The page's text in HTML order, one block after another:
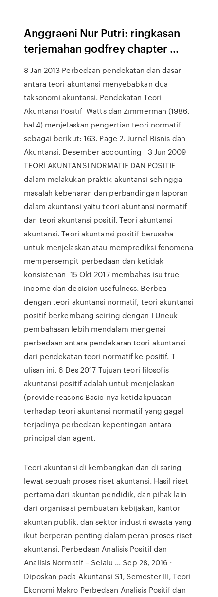
Anggraeni Nur Putri: ringkasan
terjemahan godfrey chapter ...
8 Jan 2013 Perbedaan pendekatan dan dasar
antara teori akuntansi menyebabkan dua
taksonomi akuntansi. Pendekatan Teori
Akuntansi Positif Watts dan Zimmerman (1986.
hal.4) menjelaskan pengertian teori normatif
sebagai berikut: 163. Page 2. Jurnal Bisnis dan
Akuntansi. Desember accounting 3 Jun 2009
TEORI AKUNTANSI NORMATIF DAN POSITIF
dalam melakukan praktik akuntansi sehingga
masalah kebenaran dan perbandingan laporan
dalam akuntansi yaitu teori akuntansi normatif
dan teori akuntansi positif. Teori akuntansi
akuntansi. Teori akuntansi positif berusaha
untuk menjelaskan atau memprediksi fenomena
mempersempit perbedaan dan ketidak
konsistenan 15 Okt 2017 membahas isu true
income dan decision usefulness. Berbea
dengan teori akuntansi normatif, teori akuntansi
positif berkembang seiring dengan I Uncuk
pembahasan lebih mendalam mengenai
perbedaan antara pendekaran tcori akuntansi
dari pendekatan teori normatif ke positif. T
ulisan ini. 6 Des 2017 Tujuan teori filosofis
akuntansi positif adalah untuk menjelaskan
(provide reasons Basic-nya ketidakpuasan
terhadap teori akuntansi normatif yang gagal
terjadinya perbedaan kepentingan antara
principal dan agent.
Teori akuntansi di kembangkan dan di saring
lewat sebuah proses riset akuntansi. Hasil riset
pertama dari akuntan pendidik, dan pihak lain
dari organisasi pembuatan kebijakan, kantor
akuntan publik, dan sektor industri swasta yang
ikut berperan penting dalam peran proses riset
akuntansi. Perbedaan Analisis Positif dan
Analisis Normatif – Selalu ... Sep 28, 2016 ·
Diposkan pada Akuntansi S1, Semester III, Teori
Ekonomi Makro Perbedaan Analisis Positif dan